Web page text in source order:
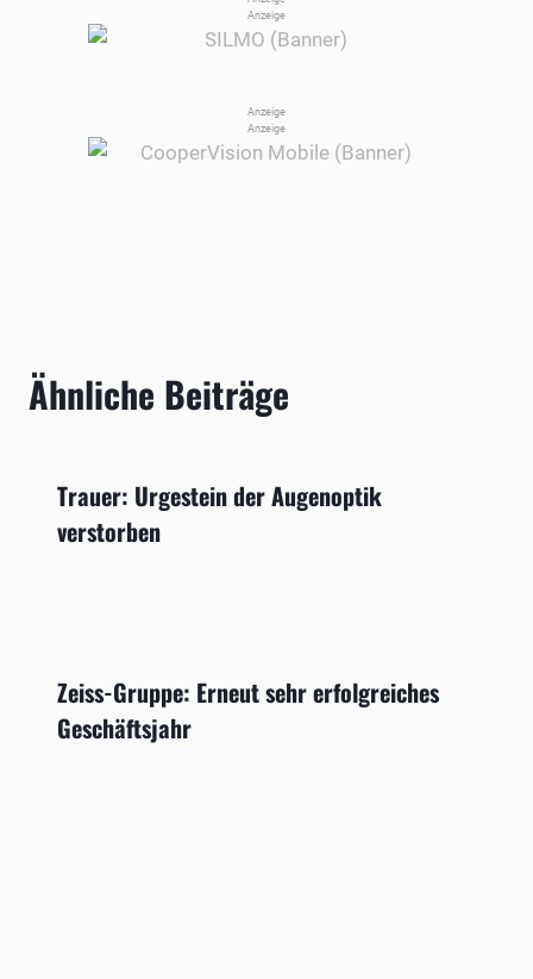
Anzeige
Anzeige
Anzeige
Ähnliche Beiträge
Trauer: Urgestein der Augenoptik
verstorben
Zeiss-Gruppe: Erneut sehr erfolgreiches
Geschäftsjahr